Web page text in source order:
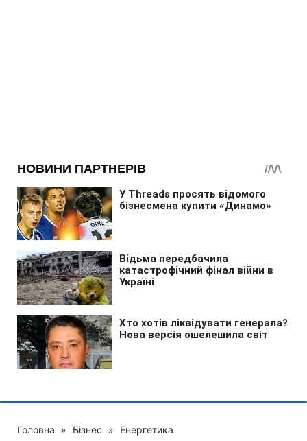
Головна » Бізнес » Енергетика